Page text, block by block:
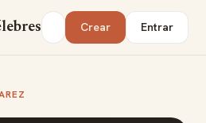
Buscar Crear Entrar